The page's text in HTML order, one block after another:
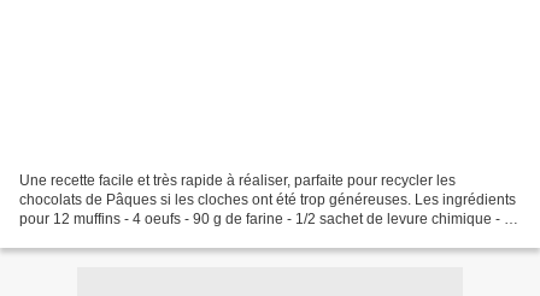
Une recette facile et très rapide à réaliser, parfaite pour recycler les
chocolats de Pâques si les cloches ont été trop généreuses. Les ingrédients
pour 12 muffins - 4 oeufs - 90 g de farine - 1/2 sachet de levure chimique - 80